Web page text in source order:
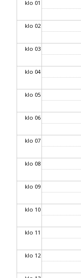
klo 01
klo 02
klo 03
klo 04
klo 05
klo 06
klo 07
klo 08
klo 09
klo 10
klo 11
klo 12